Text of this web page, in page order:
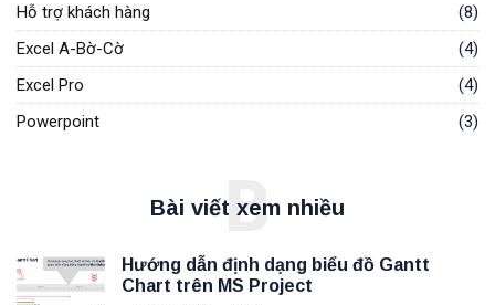
Hỗ trợ khách hàng
(8)
Excel A-Bờ-Cờ
(4)
Excel Pro
(4)
Powerpoint
(3)
Bài viết xem nhiều
B
Hướng dẫn định dạng biểu đồ Gantt
Chart trên MS Project